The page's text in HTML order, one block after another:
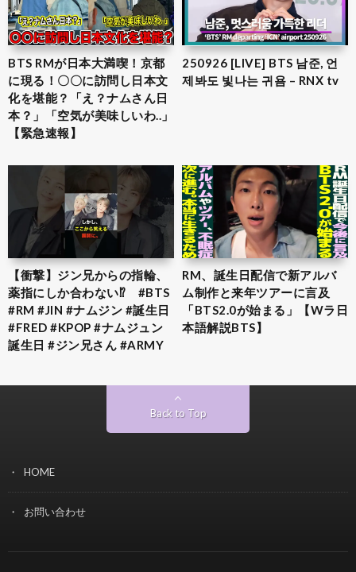
BTS RMが日本大満喫！京都
に現る！〇〇に訪問し日本文
化を堪能？「え？ナムさん日
本？」「空気が美味しいわ..」
【緊急速報】
250926 [LIVE] BTS 남준, 언
제봐도 빛나는 귀욤 – RNX tv
【衝撃】ジン兄からの指輪、
薬指にしか合わない⁉︎ #BTS
#RM #JIN #ナムジン #誕生日
#FRED #KPOP #ナムジュン
誕生日 #ジン兄さん #ARMY
RM、誕生日配信で新アルバ
ム制作と来年ツアーに言及
「BTS2.0が始まる」【Wラ日
本語解説BTS】
Back to Top
HOME
お問い合わせ